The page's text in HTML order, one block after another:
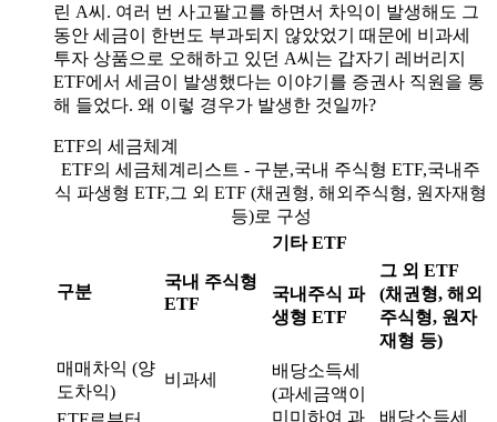
린 A씨. 여러 번 사고팔고를 하면서 차익이 발생해도 그
동안 세금이 한번도 부과되지 않았었기 때문에 비과세
투자 상품으로 오해하고 있던 A씨는 갑자기 레버리지
ETF에서 세금이 발생했다는 이야기를 증권사 직원을 통
해 들었다. 왜 이렇 경우가 발생한 것일까?
ETF의 세금체계
ETF의 세금체계리스트 - 구분,국내 주식형 ETF,국내주
식 파생형 ETF,그 외 ETF (채권형, 해외주식형, 원자재형
등)로 구성
구분
국내 주식형
ETF
기타 ETF
국내주식 파
생형 ETF
그 외 ETF
(채권형, 해외
주식형, 원자
재형 등)
매매차익 (양
도차익)
비과세
배당소득세
(과세금액이
미미하여 과
배당소득세